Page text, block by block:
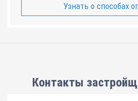
Узнать о способах
Контакты